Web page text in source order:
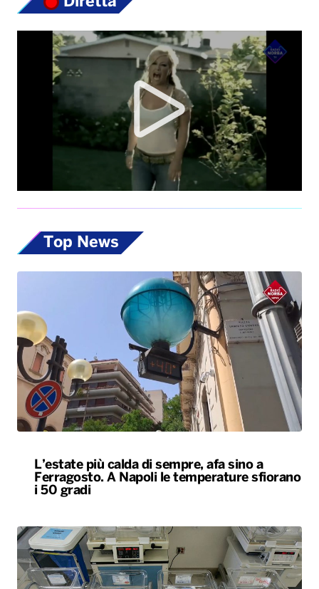
Top News
L’estate più calda di sempre, afa sino a
Ferragosto. A Napoli le temperature sfiorano
i 50 gradi